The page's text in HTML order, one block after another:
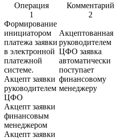
Операция
Комментарий
1
2
Формирование
инициатором
платежа заявки
в электронной
платежной
системе.
Акцепт заявки
руководителем
ЦФО
Акцептованная
руководителем
ЦФО заявка
автоматически
поступает
финансовому
менеджеру
Акцепт заявки
финансовым
менеджером
Акцепт заявки